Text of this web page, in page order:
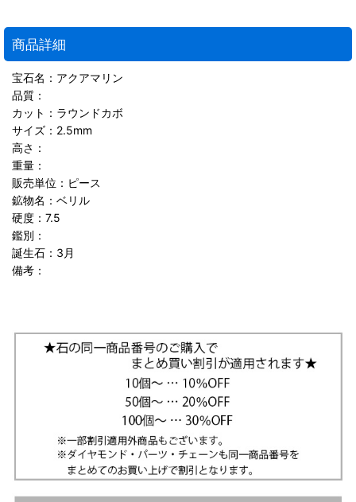
商品詳細
宝石名：アクアマリン
品質：
カット：ラウンドカボ
サイズ：2.5mm
高さ：
重量：
販売単位：ピース
鉱物名：ベリル
硬度：7.5
鑑別：
誕生石：3月
備考：